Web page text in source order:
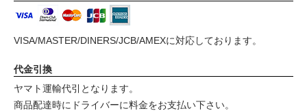
VISA/MASTER/DINERS/JCB/AMEXに対応しております。
代金引換
ヤマト運輸代引となります。
商品配達時にドライバーに料金をお支払い下さい。